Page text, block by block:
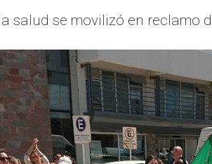
salud se movilizó en reclamo